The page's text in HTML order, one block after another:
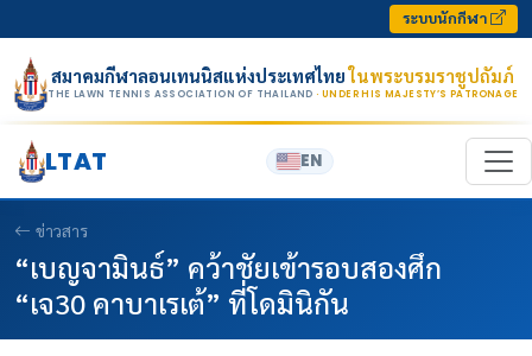
ระบบนักกีฬา
สมาคมกีฬาลอนเทนนิสแห่งประเทศไทยในพระบรมราชูปถัมภ์
THE LAWN TENNIS ASSOCIATION OF THAILAND · UNDER HIS MAJESTY’S PATRONAGE
LTAT EN
ข่าวสาร
“เบญจามินธ์” คว้าชัยเข้ารอบสองศึก
“เจ30 คาบาเรเต้” ที่โดมินิกัน